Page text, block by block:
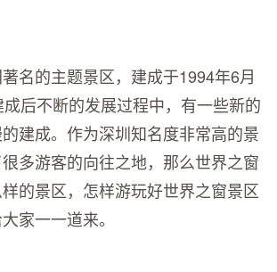
名的主题景区，建成于1994年6月
后不断的发展过程中，有一些新的
建成。作为深圳知名度非常高的景
多游客的向往之地，那么世界之窗
的景区，怎样游玩好世界之窗景区
家一一道来。